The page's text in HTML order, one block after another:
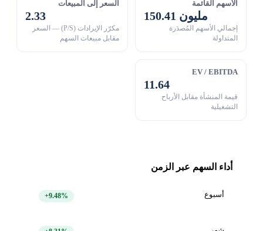
الأسهم القائمة
150.41 مليون
إجمالي الأسهم المُصدَرة
المتداولة
السعر إلى المبيعات
2.33
مكرّر الإيرادات (P/S) — السعر
مقابل مبيعات السهم
EV / EBITDA
11.64
قيمة المنشأة مقابل الأرباح
التشغيلية
أداء السهم عبر الزمن
أسبوع +9.48%